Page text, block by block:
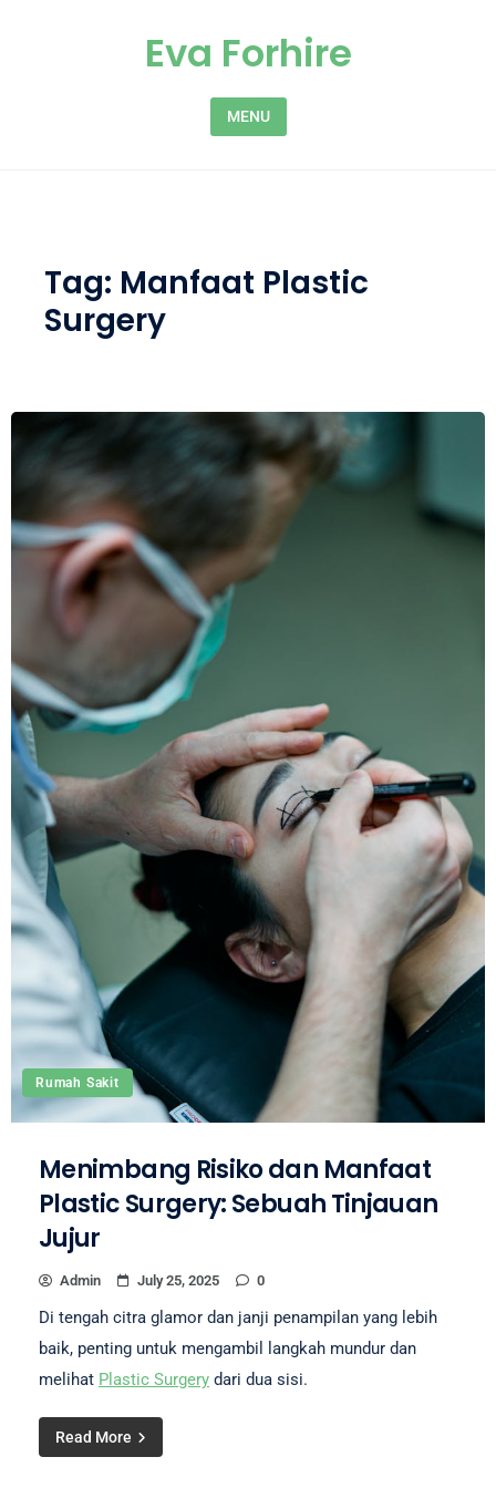
Eva Forhire
MENU
Tag: Manfaat Plastic
Surgery
Rumah Sakit
Menimbang Risiko dan Manfaat
Plastic Surgery: Sebuah Tinjauan
Jujur
Admin July 25, 2025 0
Di tengah citra glamor dan janji penampilan yang lebih
baik, penting untuk mengambil langkah mundur dan
melihat Plastic Surgery dari dua sisi.
Read More